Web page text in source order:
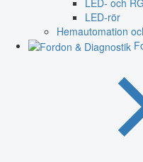
LED-rör
Hemautomation